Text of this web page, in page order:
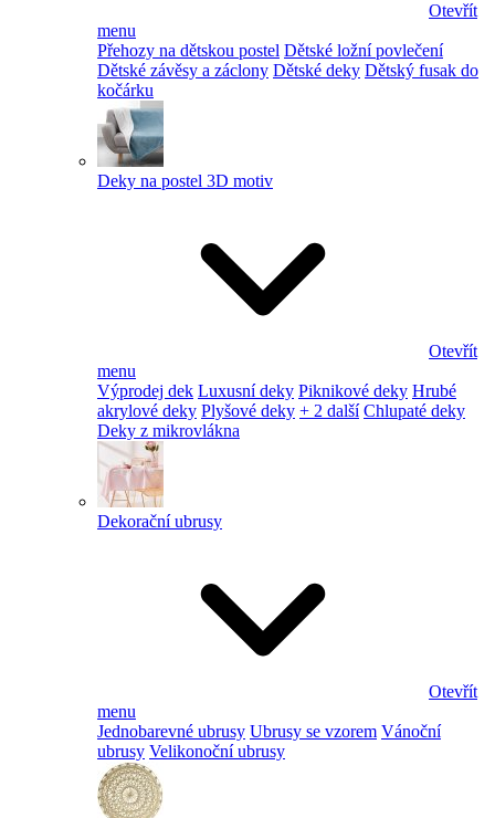
Otevřít
menu
Přehozy na dětskou postel Dětské ložní povlečení
Dětské závěsy a záclony Dětské deky Dětský fusak do
kočárku
Deky na postel 3D motiv
Otevřít
menu
Výprodej dek Luxusní deky Piknikové deky Hrubé
akrylové deky Plyšové deky + 2 další Chlupaté deky
Deky z mikrovlákna
Dekorační ubrusy
Otevřít
menu
Jednobarevné ubrusy Ubrusy se vzorem Vánoční
ubrusy Velikonoční ubrusy